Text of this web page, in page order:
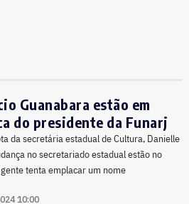
Guanabara estão em
do presidente da Funarj
da secretária estadual de Cultura, Danielle
no secretariado estadual estão no
tenta emplacar um nome
10:00